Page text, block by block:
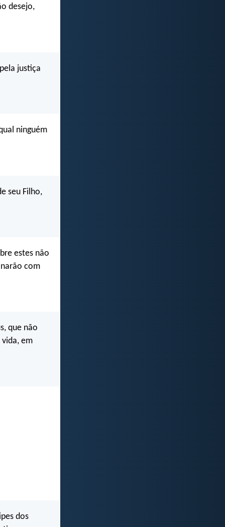
desejo,
justiça
ninguém
seu Filho,
estes não
com
que não
em
dos